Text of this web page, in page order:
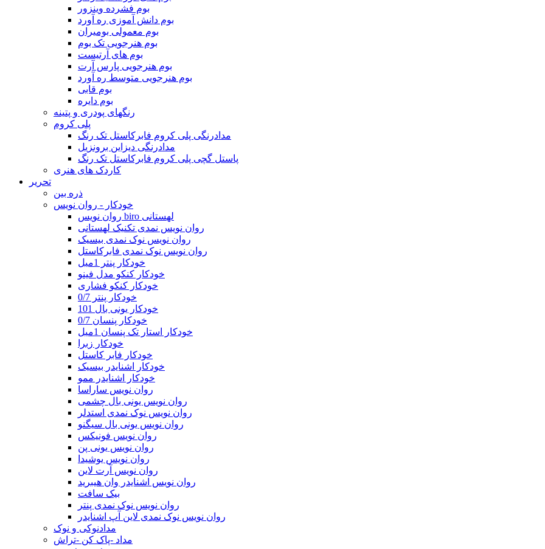
بوم فشرده وینزور
بوم دانش آموزی ره آورد
بوم معمولی بومیران
بوم هنرجویی تک بوم
بوم های آرتیست
بوم هنرجویی پارس آرت
بوم هنرجویی متوسط ره آورد
بوم قابی
بوم دایره
رنگهای پودری و پتینه
پلی کروم
مدادرنگی پلی کروم فابرکاستل تک رنگ
مدادرنگی دیزاین برونزیل
پاستل گچی پلی کروم فابرکاستل تک رنگ
کاردک های هنری
تحریر
ذره بین
خودکار - روان نویس
روان نویس biro لهستانی
روان نویس نمدی تکنیک لهستانی
روان نویس نوک نمدی بیسیک
روان نویس نوک نمدی فابرکاستل
خودکار پنتر 1میل
خودکار کنکو مدل فینو
خودکار کنکو فشاری
خودکار پنتر 0/7
خودکار یونی بال 101
خودکار پنسان 0/7
خودکار استار تک پنسان 1میل
خودکار زبرا
خودکار فابر کاستل
خودکار اشنایدر بیسیک
خودکار اشنایدر ممو
روان نویس ساراسا
روان نویس یونی بال چشمی
روان نویس نوک نمدی استدلر
روان نویس یونی بال سیگنو
روان نویس فونیکس
روان نویس یونی پن
روان نویس یوشیدا
روان نویس آرت لاین
روان نویس اشنایدر وان هیبرید
بیک سافت
روان نویس نوک نمدی پنتر
روان نویس نوک نمدی لاین آپ اشنایدر
مدادنوکی و نوک
مداد -پاک کن -تراش